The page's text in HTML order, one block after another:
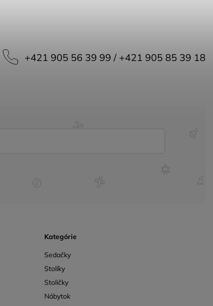
+421 905 56 39 99 / +421 905 85 39 18
Kategórie
Sedačky
Stolíky
Stoličky
Nábytok